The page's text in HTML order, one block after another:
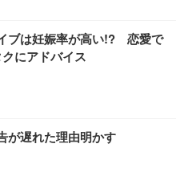
ブは妊娠率が高い!? 恋愛で
にアドバイス
が遅れた理由明かす